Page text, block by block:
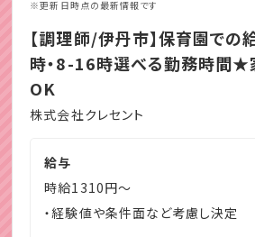
※更新日時点の最新情報です
【調理師/伊丹市】保育園で
時・8-16時選べる勤務時間★
OK
株式会社クレセント
給与
時給1310円～
・経験値や条件面など考慮し決定